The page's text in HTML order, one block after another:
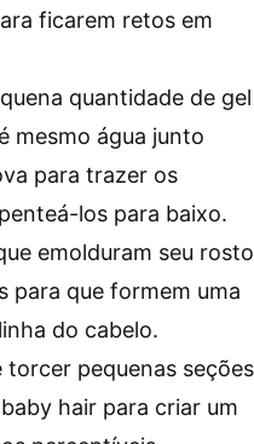
ficarem retos em
quantidade de gel
mesmo água junto
para trazer os
los para baixo.
emolduram seu rosto
para que formem uma
do cabelo.
pequenas seções
hair para criar um